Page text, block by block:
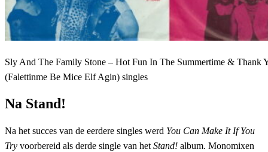
Sly And The Family Stone – Hot Fun In The Summertime & Thank
(Falettinme Be Mice Elf Agin) singles
Na Stand!
Na het succes van de eerdere singles werd You Can Make It If You
Try voorbereid als derde single van het Stand! album. Monomixen